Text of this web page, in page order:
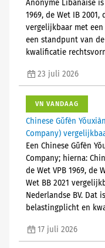
Anonyme Libanaise
1969, de Wet IB 2001,
vergelijkbaar met
een standpunt van
kwalificatie
23 juli 2026
VN VANDAAG
Chinese Gǔfèn
Company)
Een Chinese Gǔfèn
Company; hierna:
de Wet VPB 1969, de
Wet BB 2021
Nederlandse BV. Dat
belastingplicht en
17 juli 2026